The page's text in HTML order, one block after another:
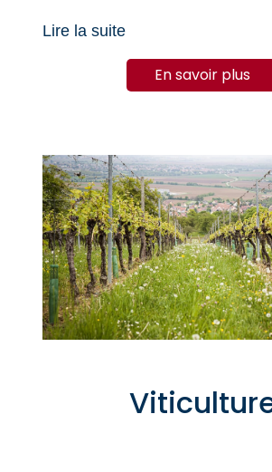
98% des acteurs. Grandes
et PME contribuent à la
résilience de
Lire la suite
En savoir plus